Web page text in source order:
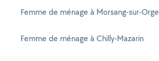
Femme de ménage à Morsang-sur-Orge
Femme de ménage à Chilly-Mazarin